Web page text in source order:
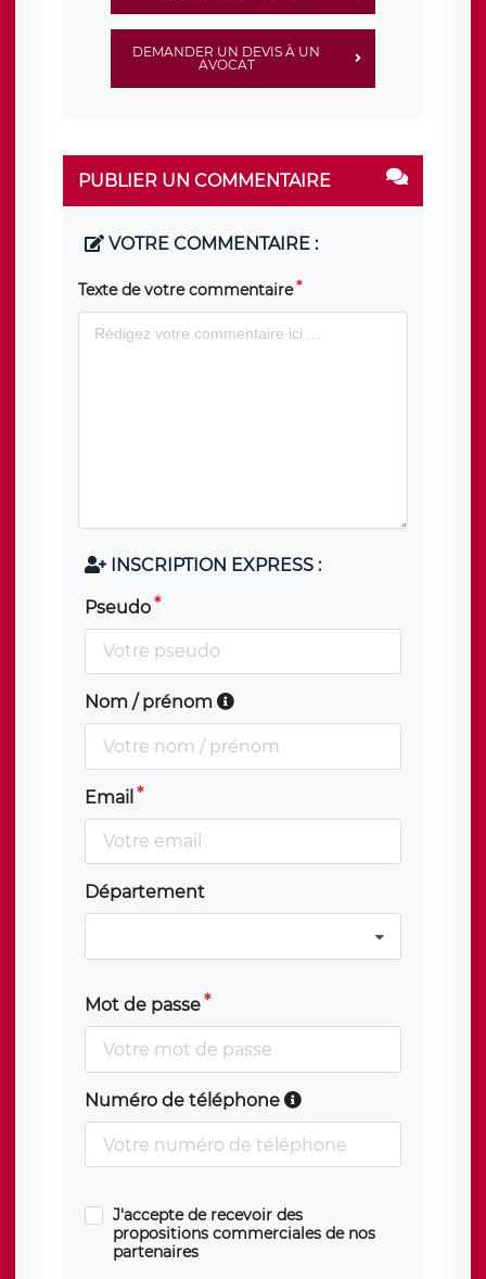
DEMANDER UN DEVIS À UN
AVOCAT
PUBLIER UN COMMENTAIRE
VOTRE COMMENTAIRE :
Texte de votre commentaire
INSCRIPTION EXPRESS :
Pseudo
Nom / prénom
Email
Département
Mot de passe
Numéro de téléphone
J'accepte de recevoir des
propositions commerciales de nos
partenaires